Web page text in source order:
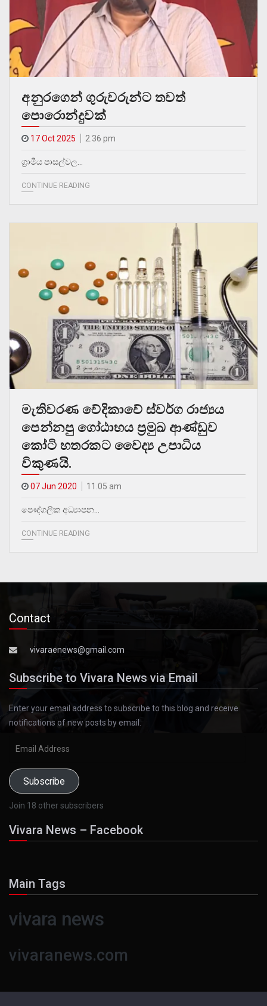
අනුරගෙන් ගුරුවරුන්ට තවත්
පොරොන්දුවක්
17 Oct 2025 2.36 pm
ග්‍රාමීය පාසල්වල…
CONTINUE READING
මැතිවරණ වේදිකාවේ ස්වර්ග රාජ්‍යය
පෙන්නපු ගෝඨාභය ප්‍රමුඛ ආණ්ඩුව
කෝටි හතරකට වෛද්‍ය උපාධිය
විකුණයි.
07 Jun 2020 11.05 am
පෞද්ගලික අධ්‍යාපන…
CONTINUE READING
Contact
vivaraenews@gmail.com
Subscribe to Vivara News via Email
Enter your email address to subscribe to this blog and receive
notifications of new posts by email.
Subscribe
Join 18 other subscribers
Vivara News – Facebook
Main Tags
vivara news
vivaranews.com